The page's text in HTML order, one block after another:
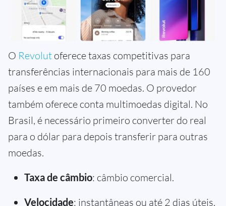
O Revolut oferece taxas competitivas para
transferências internacionais para mais de 160
países e em mais de 70 moedas. O provedor
também oferece conta multimoedas digital. No
Brasil, é necessário primeiro converter do real
para o dólar para depois transferir para outras
moedas.
Taxa de câmbio: câmbio comercial.
Velocidade: instantâneas ou até 2 dias úteis.